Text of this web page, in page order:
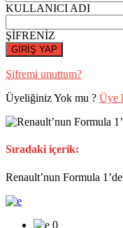
KULLANICI ADI
ŞİFRENİZ
GİRİŞ YAP
Şifremi unuttum?
Üyeliğiniz Yok mu ? Üye
Sıradaki içerik:
Renault’nun Formula
0